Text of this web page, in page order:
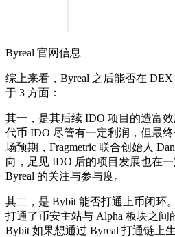
Byreal 官网信息
综上来看，Byreal 之后能否在
于 3 方面：
其一，是其后续 IDO 项目的造富
代币 IDO 尽管有一定利润，但最
场预期，Fragmetric 联合创始人
向，足见 IDO 后的项目发展也在
Byreal 的关注与参与度。
其二，是 Bybit 能否打通上币闭环
打通了币安主站与 Alpha 板块之间
Bybit 如果想通过 Byreal 打通链上